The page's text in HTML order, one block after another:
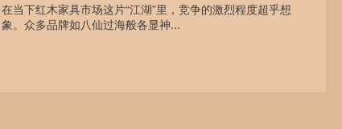
在当下红木家具市场这片“江湖”里，竞争的激烈程度超乎想
象。众多品牌如八仙过海般各显神...